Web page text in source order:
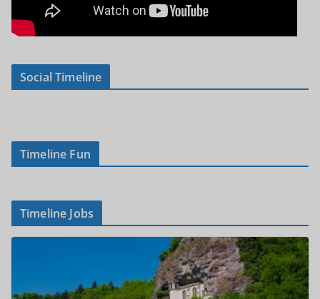
Social Timeline
Timeline Fun
Timeline Jobs